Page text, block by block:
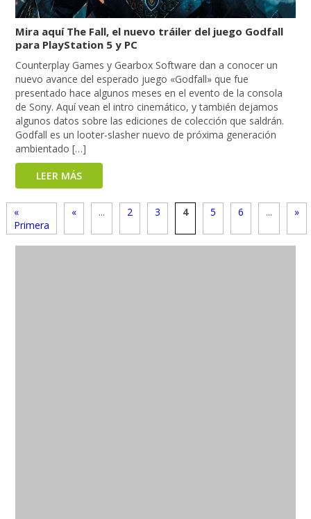
Mira aquí The Fall, el nuevo tráiler del juego Godfall
para PlayStation 5 y PC
Counterplay Games y Gearbox Software dan a conocer un
nuevo avance del esperado juego «Godfall» que fue
presentado hace algunos meses en el evento de la consola
de Sony. Aquí vean el intro cinemático, y también dejamos
algunos datos sobre las ediciones de colección que saldrán.
Godfall es un looter-slasher nuevo de próxima generación
ambientado […]
LEER MÁS
«
Primera
« ... 2 3 4 5 6 ... »